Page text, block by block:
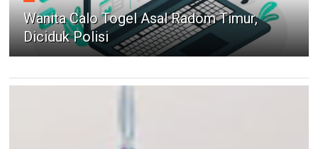
Wanita Calo Togel Asal Radom Timur,
Diciduk Polisi